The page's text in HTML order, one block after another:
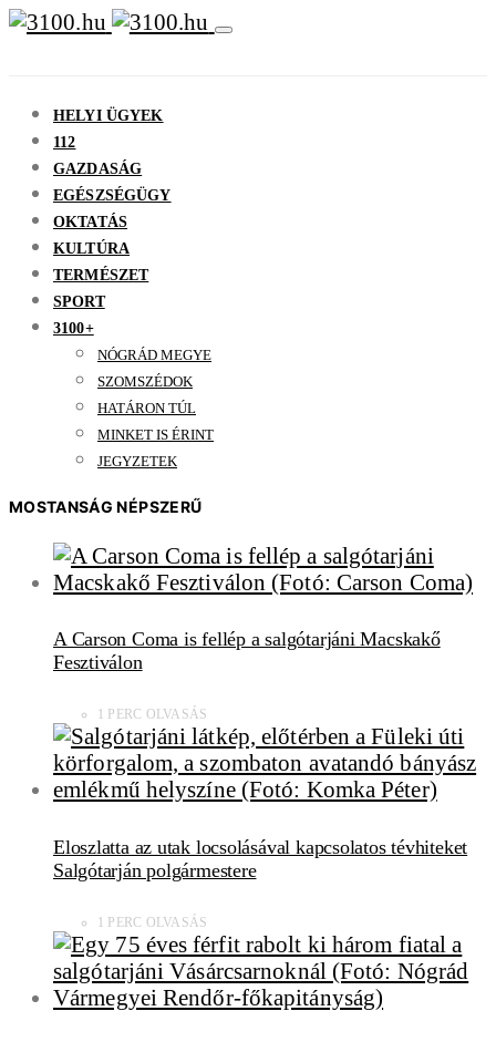
HELYI ÜGYEK
112
GAZDASÁG
EGÉSZSÉGÜGY
OKTATÁS
KULTÚRA
TERMÉSZET
SPORT
3100+
NÓGRÁD MEGYE
SZOMSZÉDOK
HATÁRON TÚL
MINKET IS ÉRINT
JEGYZETEK
MOSTANSÁG NÉPSZERŰ
A Carson Coma is fellép a salgótarjáni Macskakő
Fesztiválon
1 PERC OLVASÁS
Eloszlatta az utak locsolásával kapcsolatos tévhiteket
Salgótarján polgármestere
1 PERC OLVASÁS